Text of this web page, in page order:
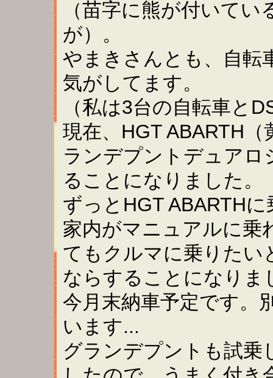
（苗字に熊が付いて
が）。
やまきさんとも、自転
気がしてます。
（私は3台の自転車と
現在、HGT ABARTH
ランデプントデュアロ
ることになりました。
ずっとHGT ABARTH
家内がマニュアルに乗
てもクルマに乗りたい
ならすることになりま
今月末納車予定です。
います...
グランデプントも試乗